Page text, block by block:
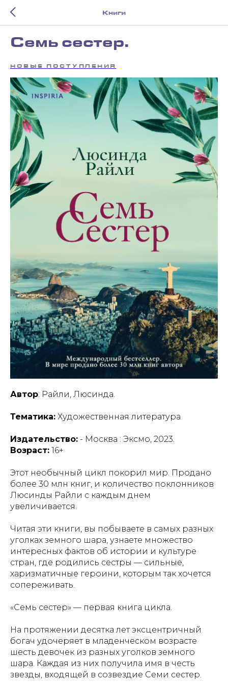
Книги
Семь сестер.
НОВЫЕ ПОСТУПЛЕНИЯ
Автор: Райли, Люсинда.
Тематика: Художественная литература
Издательство: - Москва : Эксмо, 2023.
Возраст: 16+
Этот необычный цикл покорил мир. Продано
более 30 млн книг, и количество поклонников
Люсинды Райли с каждым днем
увеличивается.
Читая эти книги, вы побываете в самых разных
уголках земного шара, узнаете множество
интересных фактов об истории и культуре
стран, где родились сестры — сильные,
харизматичные героини, которым так хочется
сопереживать.
«Семь сестер» — первая книга цикла.
На протяжении десятка лет эксцентричный
богач удочеряет в младенческом возрасте
шесть девочек из разных уголков земного
шара. Каждая из них получила имя в честь
звезды, входящей в созвездие Семи сестер.